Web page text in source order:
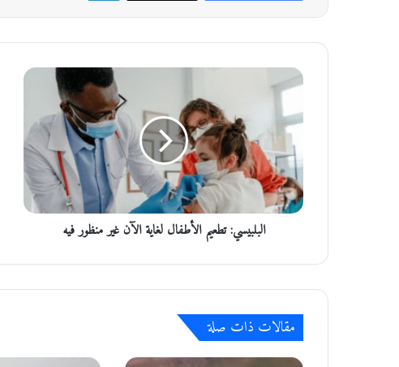
ا
ب
ل
ي
س
ي
:
ع
ا
البلبيسي: تطعيم الأطفال لغاية الآن غير منظور فيه
مقالات ذات صلة